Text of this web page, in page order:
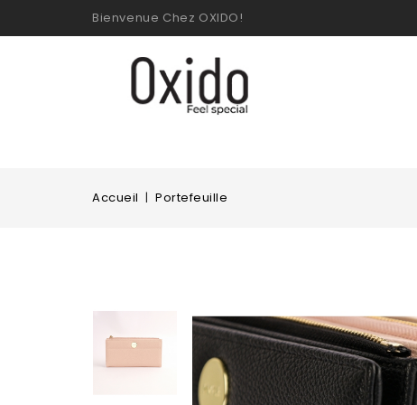
Bienvenue Chez OXIDO!
Accueil Portefeuille